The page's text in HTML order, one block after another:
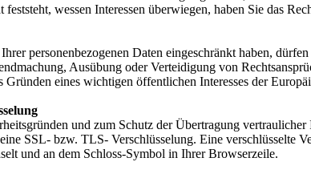
wessen Interessen überwiegen, haben Sie das
personenbezogenen Daten eingeschränkt haben,
Ausübung oder Verteidigung von
Gründen eines wichtigen öffentlichen Interesses der
und zum Schutz der Übertragung
SSL- bzw. TLS- Verschlüsselung. Eine verschlüsselte
und an dem Schloss-Symbol in Ihrer Browserzeile.